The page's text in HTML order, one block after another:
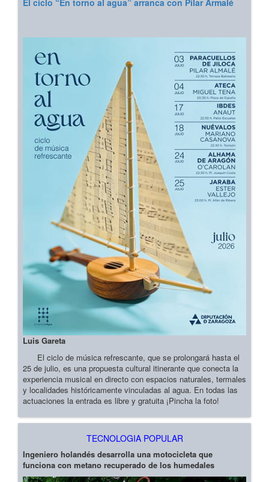
El ciclo “En torno al agua” arranca con Pilar Armalé
Luis Gareta
El ciclo de música refrescante, que se prolongará hasta el
25 de julio, es una propuesta cultural itinerante que conecta la
experiencia musical en directo con espacios naturales, termales
y localidades históricamente vinculadas al agua. En todas las
actuaciones la entrada es libre y gratuita ¡Pincha la foto!
TECNOLOGIA POPULAR
Ingeniero holandés desarrolla una motocicleta que
funciona con metano recuperado de los humedales